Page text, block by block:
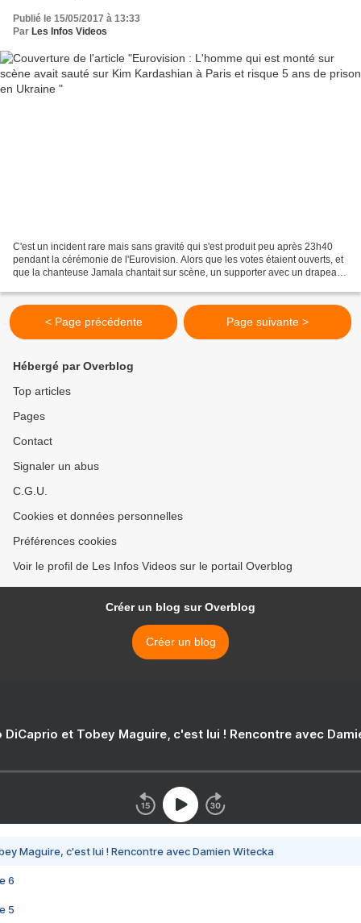
Publié le 15/05/2017 à 13:33
Par Les Infos Videos
C'est un incident rare mais sans gravité qui s'est produit peu après 23h40
pendant la cérémonie de l'Eurovision. Alors que les votes étaient ouverts, et
que la chanteuse Jamala chantait sur scène, un supporter avec un drapeau
< Page précédente Page suivante >
Hébergé par Overblog
Top articles
Pages
Contact
Signaler un abus
C.G.U.
Cookies et données personnelles
Préférences cookies
Voir le profil de Les Infos Videos sur le portail Overblog
Créer un blog sur Overblog
Créer un blog
DiCaprio et Tobey Maguire, c'est lui ! Rencontre avec
Maguire, c'est lui ! Rencontre avec Damien Witecka
6
5